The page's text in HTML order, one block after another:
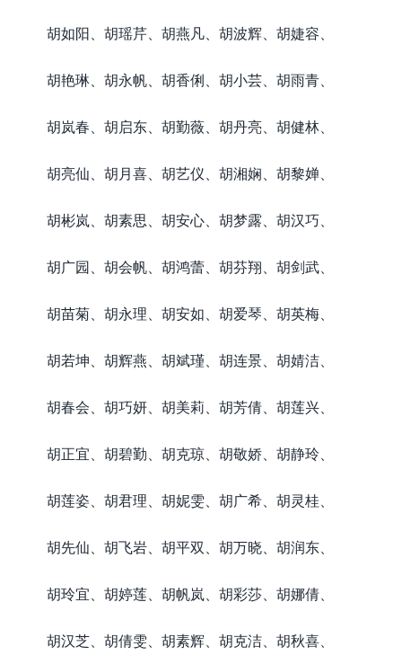
胡如阳、胡瑶芹、胡燕凡、胡波辉、胡婕容、
胡艳琳、胡永帆、胡香俐、胡小芸、胡雨青、
胡岚春、胡启东、胡勤薇、胡丹亮、胡健林、
胡亮仙、胡月喜、胡艺仪、胡湘娴、胡黎婵、
胡彬岚、胡素思、胡安心、胡梦露、胡汉巧、
胡广园、胡会帆、胡鸿蕾、胡芬翔、胡剑武、
胡苗菊、胡永理、胡安如、胡爱琴、胡英梅、
胡若坤、胡辉燕、胡斌瑾、胡连景、胡婧洁、
胡春会、胡巧妍、胡美莉、胡芳倩、胡莲兴、
胡正宜、胡碧勤、胡克琼、胡敬娇、胡静玲、
胡莲姿、胡君理、胡妮雯、胡广希、胡灵桂、
胡先仙、胡飞岩、胡平双、胡万晓、胡润东、
胡玲宜、胡婷莲、胡帆岚、胡彩莎、胡娜倩、
胡汉芝、胡倩雯、胡素辉、胡克洁、胡秋喜、